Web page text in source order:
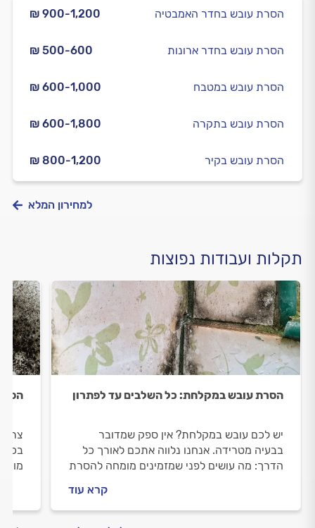
₪ 900-1,200 הסרת עובש בחדר האמבטיה
₪ 500-600 הסרת עובש בחדר ארונות
₪ 600-1,000 הסרת עובש במטבח
₪ 600-1,800 הסרת עובש בתקרה
₪ 800-1,200 הסרת עובש בקיר
למחירון המלא
תקלות ועבודות נפוצות
הסרת עובש במקלחת: כל השלבים עד לפתרון
יש לכם עובש במקלחת? אין ספק שמדובר
בבעיה מטרידה. אנחנו נלווה אתכם לאורך כל
הדרך: מה עושים לפני שמזמינים מומחה להסרת
קרא עוד
בכל